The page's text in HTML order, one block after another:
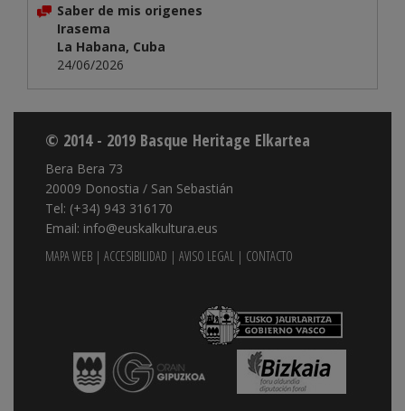
Saber de mis origenes
Irasema
La Habana, Cuba
24/06/2026
© 2014 - 2019 Basque Heritage Elkartea
Bera Bera 73
20009 Donostia / San Sebastián
Tel: (+34) 943 316170
Email: info@euskalkultura.eus
MAPA WEB | ACCESIBILIDAD | AVISO LEGAL | CONTACTO